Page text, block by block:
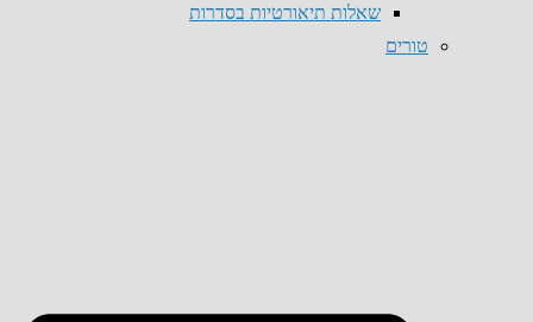
שאלות תיאורטיות בסדרות
טורים